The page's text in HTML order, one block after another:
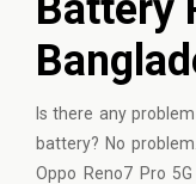
Is there any
battery? No
Oppo Reno7 Pro